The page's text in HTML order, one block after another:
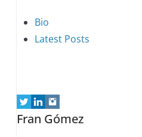
The
following
content
below.
Bio
Latest Posts
Fran Gómez